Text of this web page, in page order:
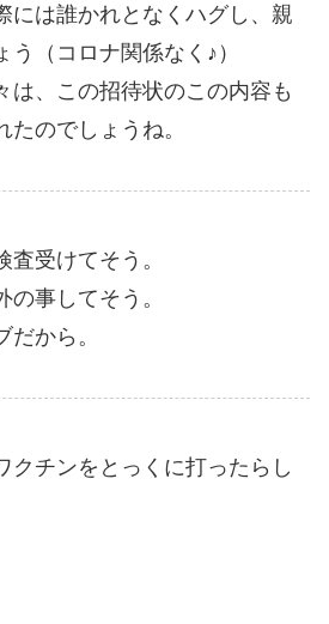
には誰かれとなくハグし、親
（コロナ関係なく♪）
は、この招待状のこの内容も
たのでしょうね。
査受けてそう。
事してそう。
から。
クチンをとっくに打ったらし